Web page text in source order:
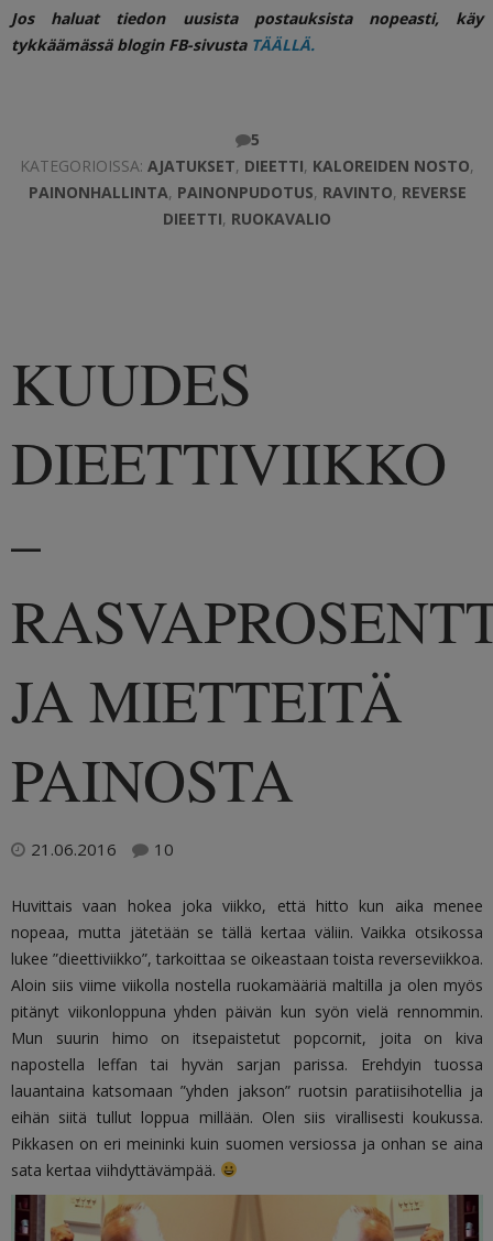
Jos haluat tiedon uusista postauksista nopeasti, käy
tykkäämässä blogin FB-sivusta TÄÄLLÄ.
5
KATEGORIOISSA:AJATUKSET, DIEETTI, KALOREIDEN NOSTO,
PAINONHALLINTA, PAINONPUDOTUS, RAVINTO, REVERSE
DIEETTI, RUOKAVALIO
KUUDES
DIEETTIVIIKKO
–
JA MIETTEITÄ
PAINOSTA
21.06.2016 10
Huvittais vaan hokea joka viikko, että hitto kun aika menee
nopeaa, mutta jätetään se tällä kertaa väliin. Vaikka otsikossa
lukee ”dieettiviikko”, tarkoittaa se oikeastaan toista reverseviikkoa.
Aloin siis viime viikolla nostella ruokamääriä maltilla ja olen myös
pitänyt viikonloppuna yhden päivän kun syön vielä rennommin.
Mun suurin himo on itsepaistetut popcornit, joita on kiva
napostella leffan tai hyvän sarjan parissa. Erehdyin tuossa
lauantaina katsomaan ”yhden jakson” ruotsin paratiisihotellia ja
eihän siitä tullut loppua millään. Olen siis virallisesti koukussa.
Pikkasen on eri meininki kuin suomen versiossa ja onhan se aina
sata kertaa viihdyttävämpää.